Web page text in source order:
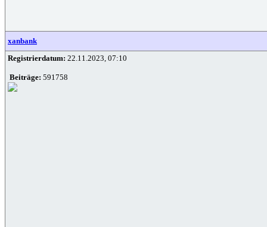
xanbank
Registrierdatum: 22.11.2023, 07:10
Beiträge: 591758